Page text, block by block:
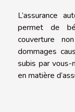
L’assurance
permet de
couverture
dommages
subis par vous-
en matière